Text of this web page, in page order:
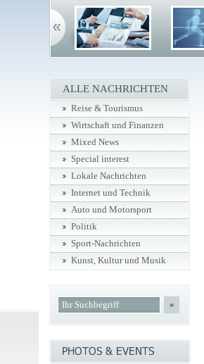
ALLE NACHRICHTEN
Reise & Tourismus
Wirtschaft und Finanzen
Mixed News
Special interest
Lokale Nachrichten
Internet und Technik
Auto und Motorsport
Politik
Sport-Nachrichten
Kunst, Kultur und Musik
»